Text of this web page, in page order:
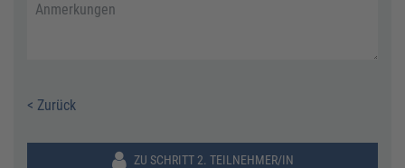
Anmerkungen
< Zurück
ZU SCHRITT 2. TEILNEHMER/IN